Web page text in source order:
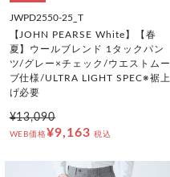
JWPD2550-25_T
【JOHN PEARSE White】【春
夏】ウールブレンド 1タックパン
ツ/グレー×チェック/ウエストムー
ブ仕様/ULTRA LIGHT SPEC※裾上
げ必要
¥13,090
WEB価格¥9,163 税込